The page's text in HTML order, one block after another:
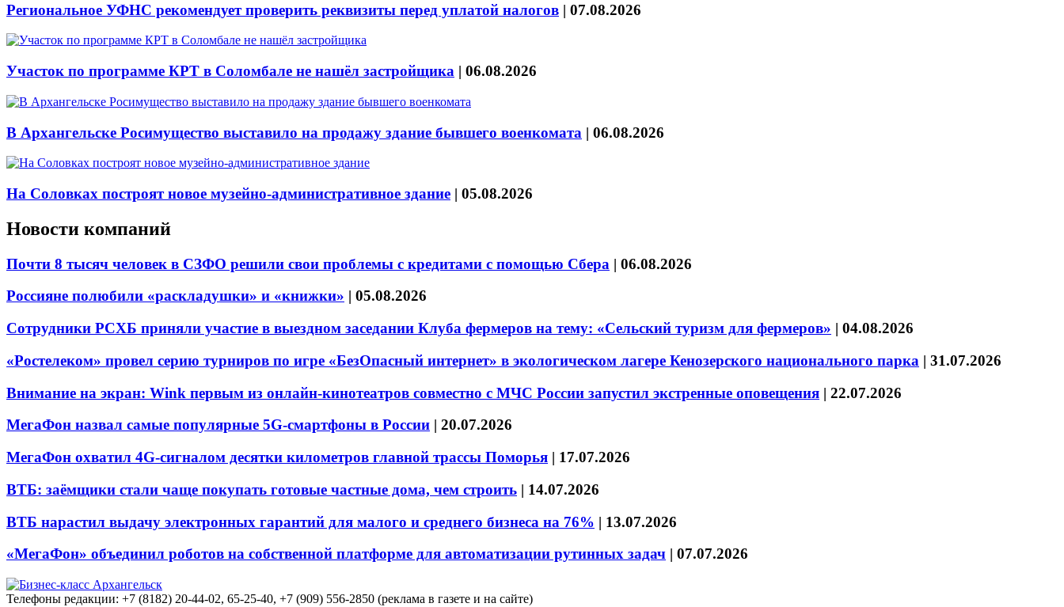
Региональное УФНС рекомендует проверить реквизиты перед уплатой налогов | 07.08.2026
Участок по программе КРТ в Соломбале не нашёл застройщика | 06.08.2026
В Архангельске Росимущество выставило на продажу здание бывшего военкомата | 06.08.2026
На Соловках построят новое музейно-административное здание | 05.08.2026
Новости компаний
Почти 8 тысяч человек в СЗФО решили свои проблемы с кредитами с помощью Сбера | 06.08.2026
Россияне полюбили «раскладушки» и «книжки» | 05.08.2026
Сотрудники РСХБ приняли участие в выездном заседании Клуба фермеров на тему: «Сельский туризм для фермеров» | 04.08.2026
«Ростелеком» провел серию турниров по игре «БезОпасный интернет» в экологическом лагере Кенозерского национального парка | 31.07.2026
Внимание на экран: Wink первым из онлайн-кинотеатров совместно с МЧС России запустил экстренные оповещения | 22.07.2026
МегаФон назвал самые популярные 5G-смартфоны в России | 20.07.2026
МегаФон охватил 4G-сигналом десятки километров главной трассы Поморья | 17.07.2026
ВТБ: заёмщики стали чаще покупать готовые частные дома, чем строить | 14.07.2026
ВТБ нарастил выдачу электронных гарантий для малого и среднего бизнеса на 76% | 13.07.2026
«МегаФон» объединил роботов на собственной платформе для автоматизации рутинных задач | 07.07.2026
Телефоны редакции: +7 (8182) 20-44-02, 65-25-40, +7 (909) 556-2850 (реклама в газете и на сайте)